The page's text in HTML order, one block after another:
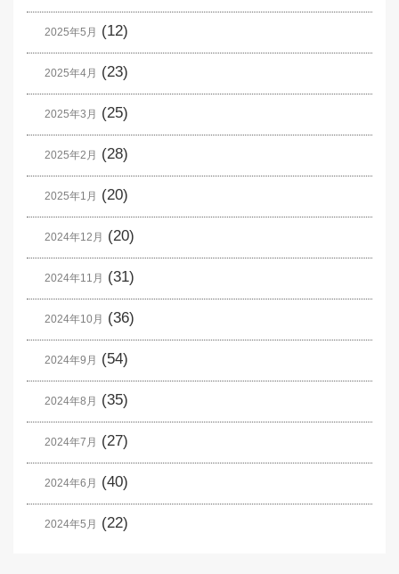
2025年5月 (12)
2025年4月 (23)
2025年3月 (25)
2025年2月 (28)
2025年1月 (20)
2024年12月 (20)
2024年11月 (31)
2024年10月 (36)
2024年9月 (54)
2024年8月 (35)
2024年7月 (27)
2024年6月 (40)
2024年5月 (22)